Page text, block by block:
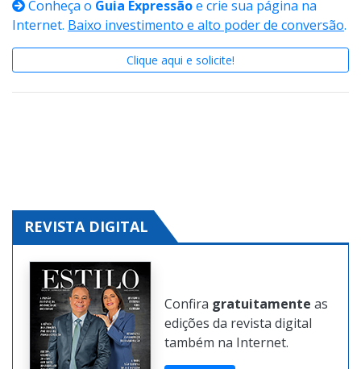
Conheça o Guia Expressão
e crie sua página na
Baixo investimento e alto poder de conversão
Clique aqui e solicite!
REVISTA DIGITAL
Confira gratuitamente
edições da revista digital